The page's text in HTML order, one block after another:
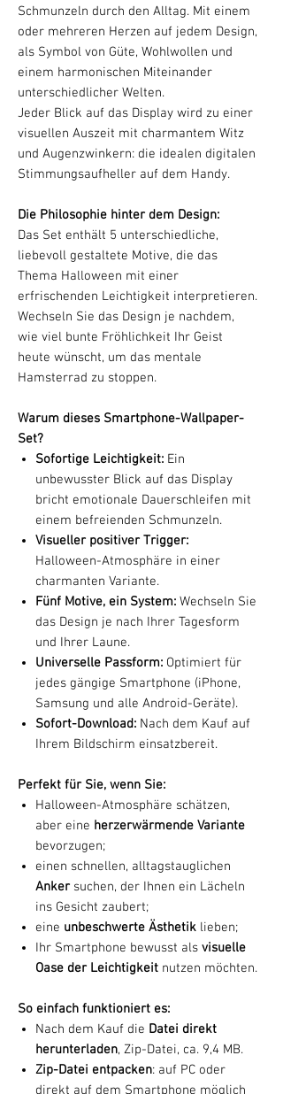
Schmunzeln durch den Alltag. Mit einem
oder mehreren Herzen auf jedem Design,
als Symbol von Güte, Wohlwollen und
einem harmonischen Miteinander
unterschiedlicher Welten.
Jeder Blick auf das Display wird zu einer
visuellen Auszeit mit charmantem Witz
und Augenzwinkern: die idealen digitalen
Stimmungsaufheller auf dem Handy.
Die Philosophie hinter dem Design:
Das Set enthält 5 unterschiedliche,
liebevoll gestaltete Motive, die das
Thema Halloween mit einer
erfrischenden Leichtigkeit interpretieren.
Wechseln Sie das Design je nachdem,
wie viel bunte Fröhlichkeit Ihr Geist
heute wünscht, um das mentale
Hamsterrad zu stoppen.
Warum dieses Smartphone-Wallpaper-
Set?
Sofortige Leichtigkeit: Ein
unbewusster Blick auf das Display
bricht emotionale Dauerschleifen mit
einem befreienden Schmunzeln.
Visueller positiver Trigger:
Halloween-Atmosphäre in einer
charmanten Variante.
Fünf Motive, ein System: Wechseln Sie
das Design je nach Ihrer Tagesform
und Ihrer Laune.
Universelle Passform: Optimiert für
jedes gängige Smartphone (iPhone,
Samsung und alle Android-Geräte).
Sofort-Download: Nach dem Kauf auf
Ihrem Bildschirm einsatzbereit.
Perfekt für Sie, wenn Sie:
Halloween-Atmosphäre schätzen,
aber eine herzerwärmende Variante
bevorzugen;
einen schnellen, alltagstauglichen
Anker suchen, der Ihnen ein Lächeln
ins Gesicht zaubert;
eine unbeschwerte Ästhetik lieben;
Ihr Smartphone bewusst als visuelle
Oase der Leichtigkeit nutzen möchten.
So einfach funktioniert es:
Nach dem Kauf die Datei direkt
herunterladen, Zip-Datei, ca. 9,4 MB.
Zip-Datei entpacken: auf PC oder
direkt auf dem Smartphone möglich